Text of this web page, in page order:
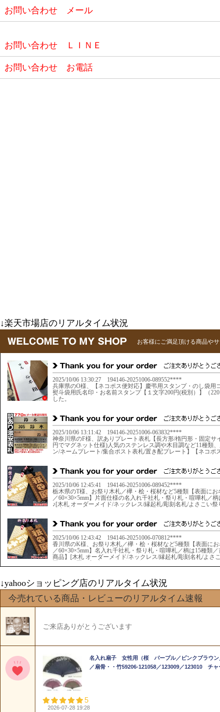
お問い合わせ メール
お問い合わせ ＬＩＮＥ
お問い合わせ お電話
↓楽天市場店のリアルタイム状況
↓yahooショッピング店のリアルタイム状況